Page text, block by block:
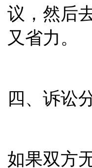
议，然后
又省力。
四、诉讼
如果双方